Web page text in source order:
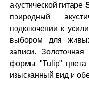
акустической гитаре
природный
подключении к
выбором для
записи.
формы "Tulip" цвета
изысканный вид и